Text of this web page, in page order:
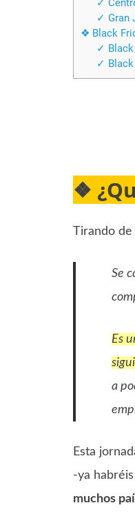
✓
✓ Gran
❖ Black
✓ Black
✓ Black
❖
Tirando
Se
Es
a
Esta
-ya
muchos